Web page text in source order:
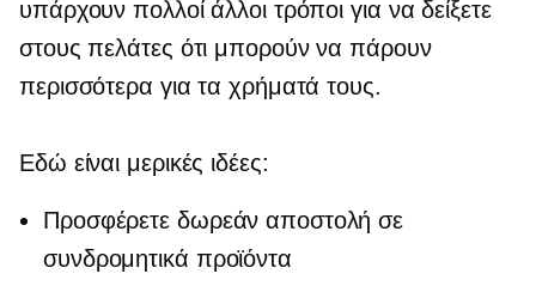
υπάρχουν πολλοί άλλοι τρόποι για να δείξετε
στους πελάτες ότι μπορούν να πάρουν
περισσότερα για τα χρήματά τους.
Εδώ είναι μερικές ιδέες:
Προσφέρετε δωρεάν αποστολή σε
συνδρομητικά προϊόντα